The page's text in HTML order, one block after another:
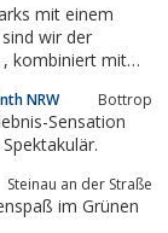
mit einem
NRW Bottrop
Sensation
Steinau an der Straße
im Grünen